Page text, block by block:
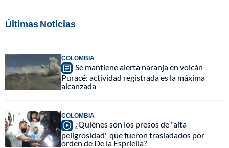
Últimas Noticias
COLOMBIA
Se mantiene alerta naranja en volcán
Puracé: actividad registrada es la máxima
alcanzada
COLOMBIA
¿Quiénes son los presos de "alta
peligrosidad" que fueron trasladados por
orden de De la Espriella?